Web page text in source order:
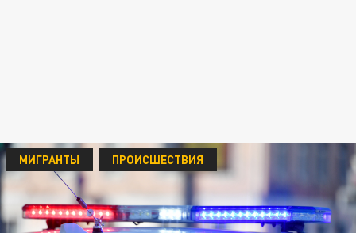
МИГРАНТЫ ПРОИСШЕСТВИЯ